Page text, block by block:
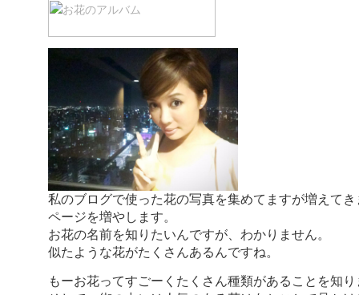
私のブログで使った花の写真を集めてますが増えてき
ページを増やします。
お花の名前を知りたいんですが、わかりません。
似たような花がたくさんあるんですね。
もーお花ってすごーくたくさん種類があることを知